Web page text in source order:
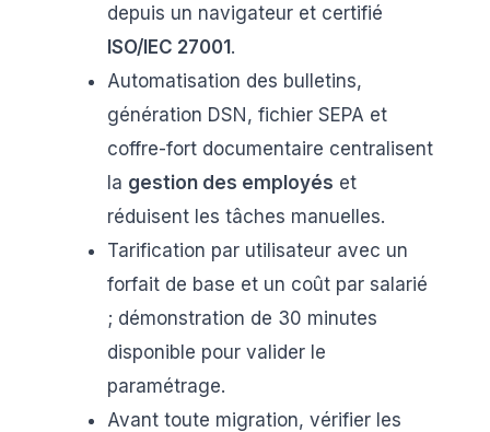
depuis un navigateur et certifié
ISO/IEC 27001.
Automatisation des bulletins,
génération DSN, fichier SEPA et
coffre-fort documentaire centralisent
la gestion des employés et
réduisent les tâches manuelles.
Tarification par utilisateur avec un
forfait de base et un coût par salarié
; démonstration de 30 minutes
disponible pour valider le
paramétrage.
Avant toute migration, vérifier les